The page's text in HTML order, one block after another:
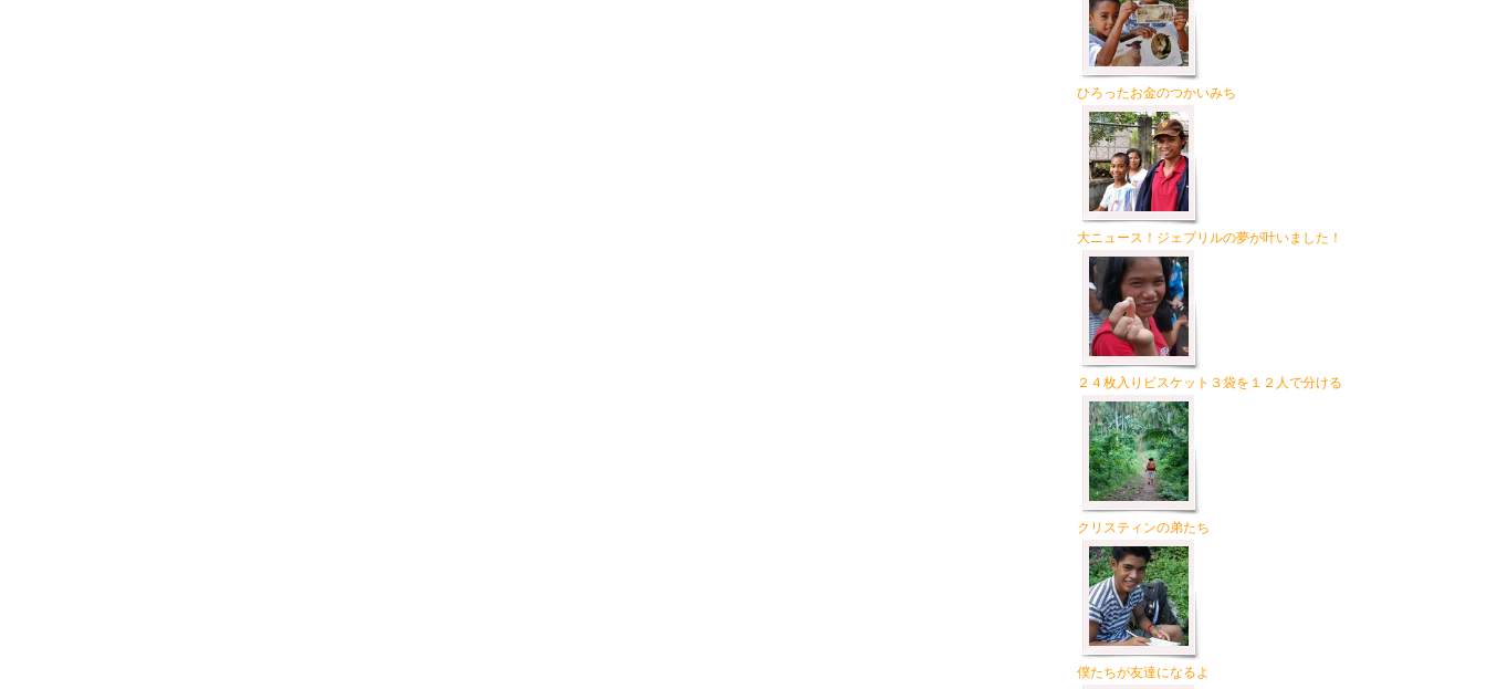
ひろったお金のつかいみち
大ニュース！ジェプリルの夢が叶いました！
２４枚入りビスケット３袋を１２人で分ける
クリスティンの弟たち
僕たちが友達になるよ